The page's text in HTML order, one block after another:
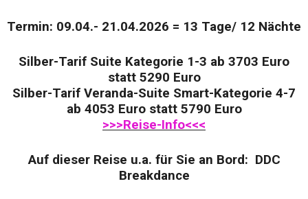
Termin: 09.04.- 21.04.2026 = 13 Tage/ 12 Nächte
Silber-Tarif Suite Kategorie 1-3 ab 3703 Euro
statt 5290 Euro
Silber-Tarif Veranda-Suite Smart-Kategorie 4-7
ab 4053 Euro statt 5790 Euro
>>>Reise-Info<<<
Auf dieser Reise u.a. für Sie an Bord: DDC
Breakdance